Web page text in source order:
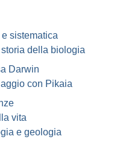
sistematica
della biologia
Darwin
con Pikaia
vita
e geologia